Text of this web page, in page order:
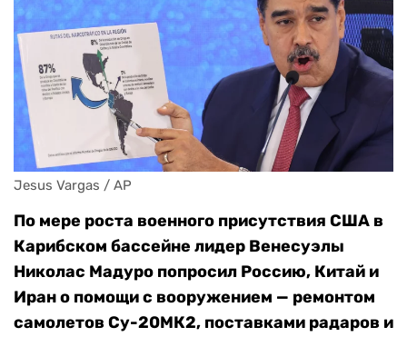
Jesus Vargas / AP
По мере роста военного присутствия США в
Карибском бассейне лидер Венесуэлы
Николас Мадуро попросил Россию, Китай и
Иран о помощи с вооружением — ремонтом
самолетов Су-20МК2, поставками радаров и